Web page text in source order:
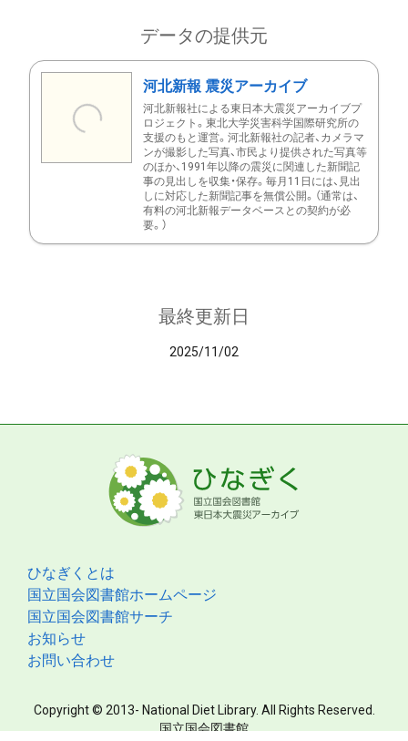
データの提供元
河北新報 震災アーカイブ
河北新報社による東日本大震災アーカイブプ
ロジェクト。東北大学災害科学国際研究所の
支援のもと運営。河北新報社の記者、カメラマ
ンが撮影した写真、市民より提供された写真等
のほか、1991年以降の震災に関連した新聞記
事の見出しを収集・保存。毎月11日には、見出
しに対応した新聞記事を無償公開。（通常は、
有料の河北新報データベースとの契約が必
要。）
最終更新日
2025/11/02
ひなぎくとは
国立国会図書館ホームページ
国立国会図書館サーチ
お知らせ
お問い合わせ
Copyright © 2013- National Diet Library. All Rights Reserved.